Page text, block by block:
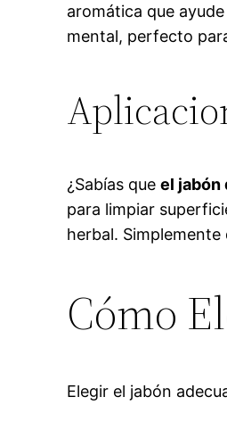
aromática que
mental, perfecto
¿Sabías queel jabón
para limpiar
herbal.
Cómo
Elegir el jabón